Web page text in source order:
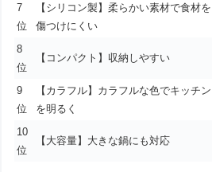
7
位
【シリコン製】柔らかい素材で食材を
傷つけにくい
8
位
【コンパクト】収納しやすい
9
位
【カラフル】カラフルな色でキッチン
を明るく
10
位
【大容量】大きな鍋にも対応